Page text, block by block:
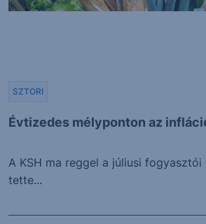
Évtizedes mélyponton az
SZTORI
A KSH ma reggel a júliusi
tette...